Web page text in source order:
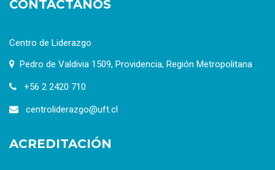
CONTÁCTANOS
Centro de Liderazgo
Pedro de Valdivia 1509, Providencia, Región Metropolitana
+56 2 2420 710
centroliderazgo@uft.cl
ACREDITACIÓN